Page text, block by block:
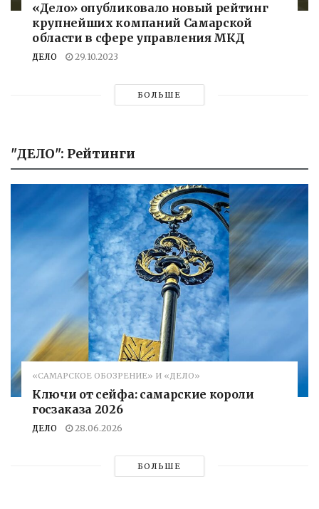
«Дело» опубликовало новый рейтинг
крупнейших компаний Самарской
области в сфере управления МКД
ДЕЛО 29.10.2023
БОЛЬШЕ
"ДЕЛО": Рейтинги
«САМАРСКОЕ ОБОЗРЕНИЕ» И «ДЕЛО»
Ключи от сейфа: самарские короли
госзаказа 2026
ДЕЛО 28.06.2026
БОЛЬШЕ